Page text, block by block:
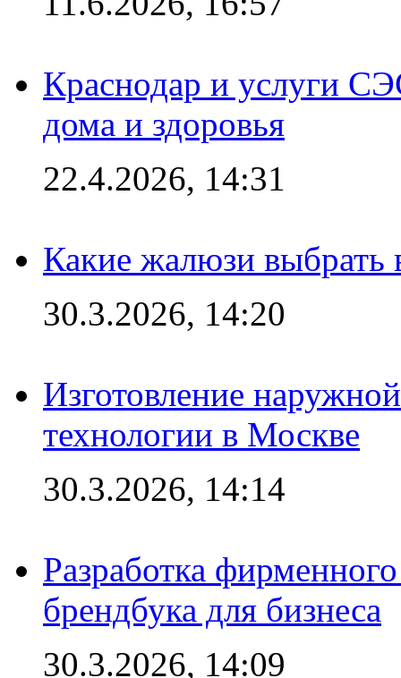
Краснодар и услуги
дома и здоровья
22.4.2026, 14:31
Какие жалюзи выбрать
30.3.2026, 14:20
Изготовление
технологии в Москве
30.3.2026, 14:14
Разработка
брендбука для бизнеса
30.3.2026, 14:09